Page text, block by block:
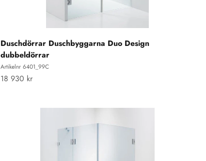
Duschdörrar Duschbyggarna Duo Design
dubbeldörrar
Artikelnr 6401_99C
REA-pris
18 930 kr